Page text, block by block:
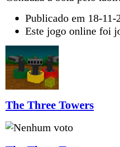
Publicado em 18-11-
Este jogo online foi
The Three Towers